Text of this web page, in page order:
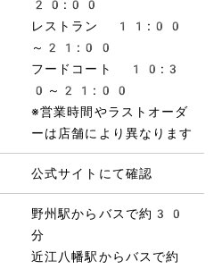
20:00
レストラン 11:00
～21:00
フードコート 10:3
0～21:00
※営業時間やラストオーダ
ーは店舗により異なります
公式サイトにて確認
野州駅からバスで約30
分
近江八幡駅からバスで約